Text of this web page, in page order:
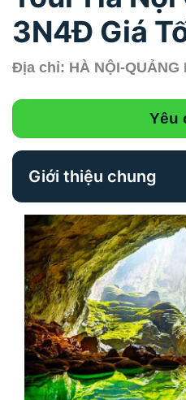
3N4Đ Giá
Địa chỉ: HÀ NỘI-QUẢNG
Yêu
Giới thiệu chung